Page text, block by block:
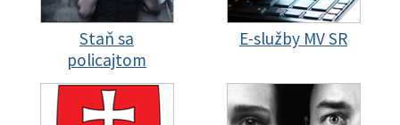
Staň sa
policajtom
E-služby MV SR